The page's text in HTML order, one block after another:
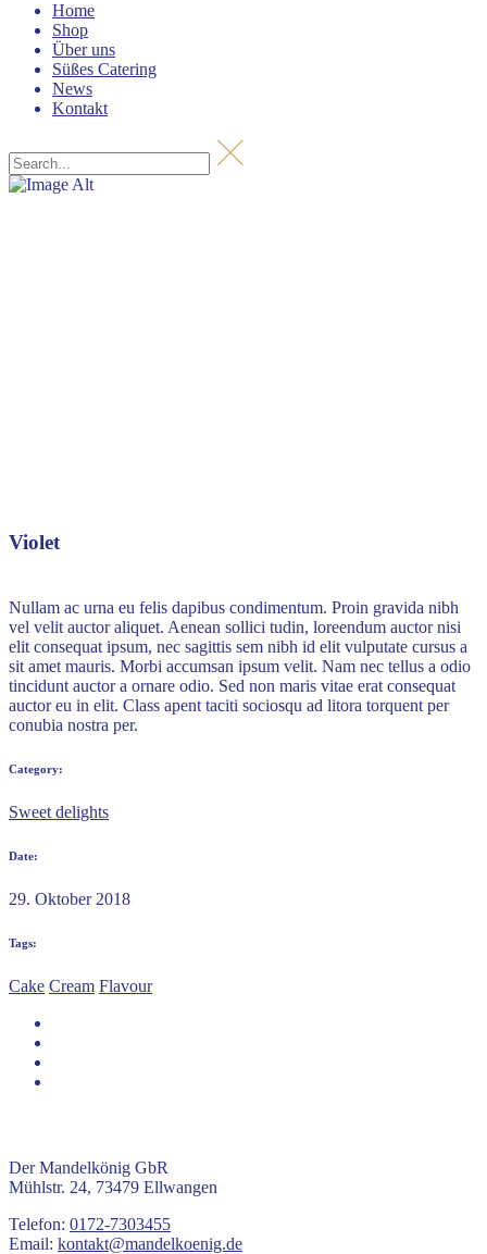
Home
Shop
Über uns
Süßes Catering
News
Kontakt
Violet
Nullam ac urna eu felis dapibus condimentum. Proin gravida nibh
vel velit auctor aliquet. Aenean sollici tudin, loreendum auctor nisi
elit consequat ipsum, nec sagittis sem nibh id elit vulputate cursus a
sit amet mauris. Morbi accumsan ipsum velit. Nam nec tellus a odio
tincidunt auctor a ornare odio. Sed non maris vitae erat consequat
auctor eu in elit. Class apent taciti sociosqu ad litora torquent per
conubia nostra per.
Category:
Sweet delights
Date:
29. Oktober 2018
Tags:
Cake Cream Flavour
Der Mandelkönig GbR
Mühlstr. 24, 73479 Ellwangen
Telefon: 0172-7303455
Email: kontakt@mandelkoenig.de